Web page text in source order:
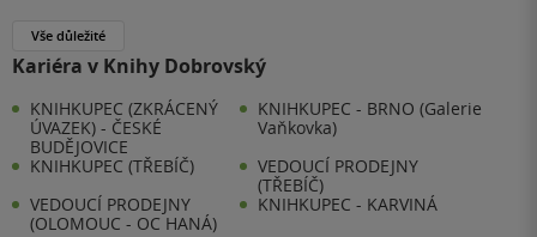
Vše důležité
Kariéra v Knihy Dobrovský
KNIHKUPEC (ZKRÁCENÝ
ÚVAZEK) - ČESKÉ
BUDĚJOVICE
KNIHKUPEC - BRNO (Galerie
Vaňkovka)
KNIHKUPEC (TŘEBÍČ)
VEDOUCÍ PRODEJNY
(TŘEBÍČ)
VEDOUCÍ PRODEJNY
(OLOMOUC - OC HANÁ)
KNIHKUPEC - KARVINÁ